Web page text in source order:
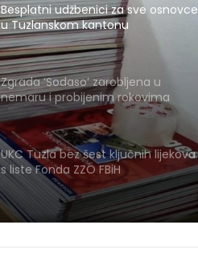
Besplatni udžbenici za sve osnovce
u Tuzlanskom kantonu
Zgrada ‘Sodaso’ zarobljena u
nemaru i probijenim rokovima
UKC Tuzla bez šest ključnih lijekova
s liste Fonda ZZO FBiH